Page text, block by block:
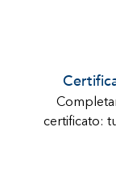
certificato: